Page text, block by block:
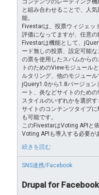
と組み合わせることで、人
能。
Fivestarは、投票ウィジェッ
評価になってますが、任意の
Fivestarは機能として、
ード無しの投票、設定可能
の票を使用したスパムから
トのためのViewモジュール
ルタリング、他のモジュー
jQuery1.0から1.8バージョン
ート、炎などサイトのため
スタイルのいずれかを選択
サイトのコンテンツタイプ
も可能です。
このFivestarはVoting APIと
Voting APIも導入する必要が
続きを読む
SNS連携/Facebook
Drupal for Facebook